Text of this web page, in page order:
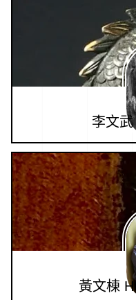
李文
黃文棟